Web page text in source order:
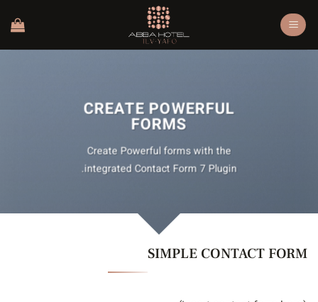
Skip
content
CREATE POWERFUL
FORMS
Create Powerful forms with the
integrated Contact Form 7 Plugin.
SIMPLE CONTACT FORM